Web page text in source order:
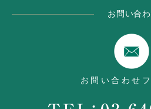
お問い合
お問い合わせ